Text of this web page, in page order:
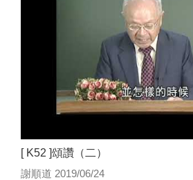
[ K52 ]頌讚（二）
謝順道 2019/06/24